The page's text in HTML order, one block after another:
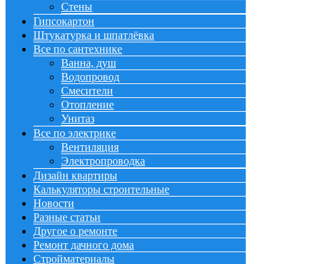
Стены
Гипсокартон
Штукатурка и шпатлёвка
Все по сантехнике
Ванна, душ
Водопровод
Смесители
Отопление
Унитаз
Все по электрике
Вентиляция
Электропроводка
Дизайн квартиры
Калькуляторы строительные
Новости
Разные статьи
Другое о ремонте
Ремонт дачного дома
Стройматериалы